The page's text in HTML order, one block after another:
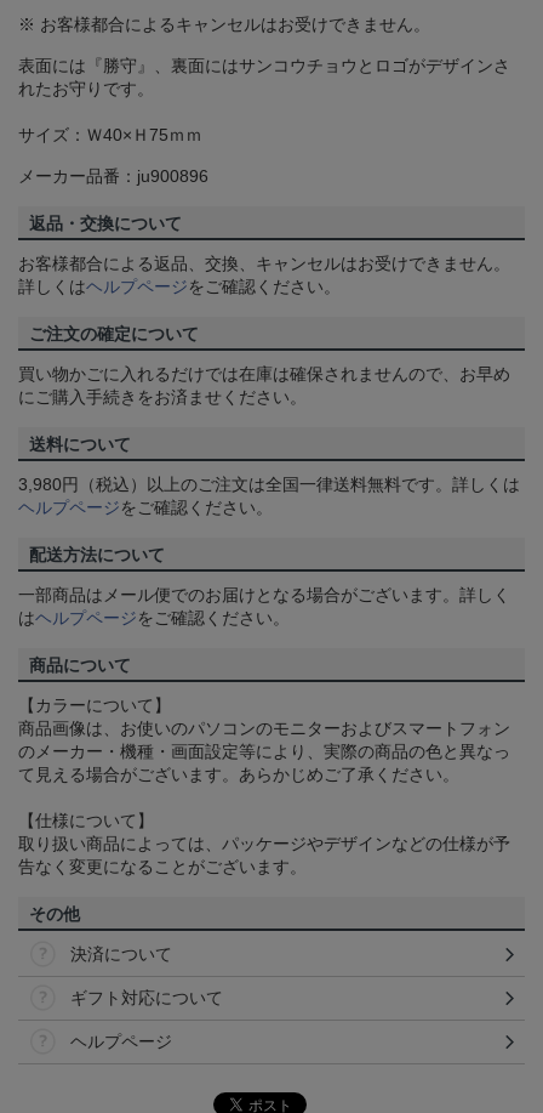
※ お客様都合によるキャンセルはお受けできません。
表面には『勝守』、裏面にはサンコウチョウとロゴがデザインさ
れたお守りです。
サイズ：Ｗ40×Ｈ75ｍｍ
メーカー品番：ju900896
返品・交換について
お客様都合による返品、交換、キャンセルはお受けできません。
詳しくはヘルプページをご確認ください。
ご注文の確定について
買い物かごに入れるだけでは在庫は確保されませんので、お早め
にご購入手続きをお済ませください。
送料について
3,980円（税込）以上のご注文は全国一律送料無料です。詳しくは
ヘルプページをご確認ください。
配送方法について
一部商品はメール便でのお届けとなる場合がございます。詳しく
はヘルプページをご確認ください。
商品について
【カラーについて】
商品画像は、お使いのパソコンのモニターおよびスマートフォン
のメーカー・機種・画面設定等により、実際の商品の色と異なっ
て見える場合がございます。あらかじめご了承ください。
【仕様について】
取り扱い商品によっては、パッケージやデザインなどの仕様が予
告なく変更になることがございます。
その他
決済について
ギフト対応について
ヘルプページ